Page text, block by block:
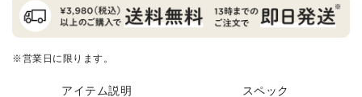
※営業日に限ります。
アイテム説明 スペック